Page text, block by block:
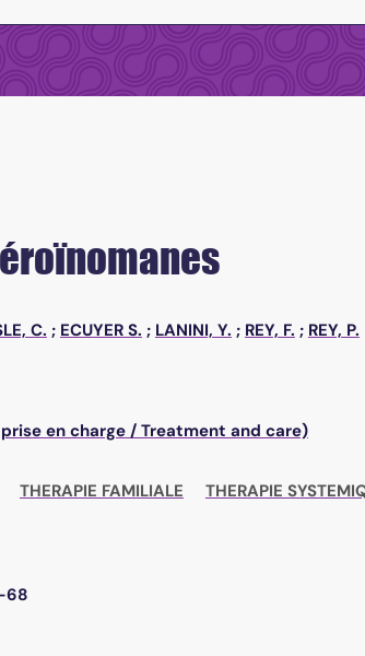
C. ; ECUYER S. ; LANINI, Y. ; REY, F. ; REY, P.
en charge / Treatment and care)
THERAPIE FAMILIALE
THERAPIE
68